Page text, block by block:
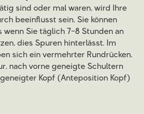
sind oder mal waren, wird Ihre
beeinflusst sein. Sie können
wenn Sie täglich 7-8 Stunden an
dies Spuren hinterlässt. Im
sich ein vermehrter Rundrücken,
nach vorne geneigte Schultern
Kopf (Anteposition Kopf)